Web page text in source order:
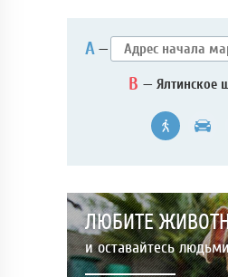
А —
B — Ялтинское
ЛЮБИТЕ
и оставайтесь